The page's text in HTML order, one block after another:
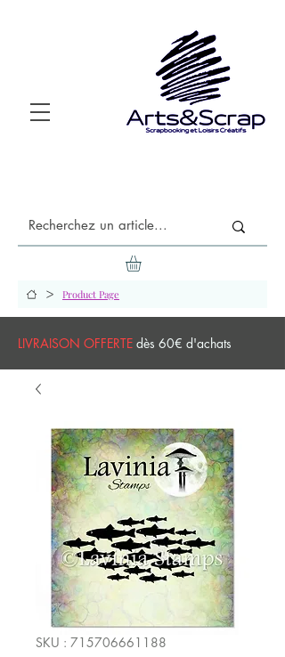
> Product Page
LIVRAISON OFFERTE dès 60€ d'achats
SKU : 715706661188